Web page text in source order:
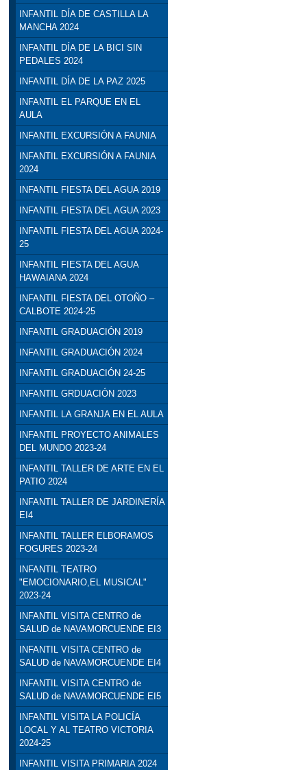
INFANTIL DÍA DE CASTILLA LA
MANCHA 2024
INFANTIL DÍA DE LA BICI SIN
PEDALES 2024
INFANTIL DÍA DE LA PAZ 2025
INFANTIL EL PARQUE EN EL
AULA
INFANTIL EXCURSIÓN A FAUNIA
INFANTIL EXCURSIÓN A FAUNIA
2024
INFANTIL FIESTA DEL AGUA 2019
INFANTIL FIESTA DEL AGUA 2023
INFANTIL FIESTA DEL AGUA 2024-
25
INFANTIL FIESTA DEL AGUA
HAWAIANA 2024
INFANTIL FIESTA DEL OTOÑO –
CALBOTE 2024-25
INFANTIL GRADUACIÓN 2019
INFANTIL GRADUACIÓN 2024
INFANTIL GRADUACIÓN 24-25
INFANTIL GRDUACIÓN 2023
INFANTIL LA GRANJA EN EL AULA
INFANTIL PROYECTO ANIMALES
DEL MUNDO 2023-24
INFANTIL TALLER DE ARTE EN EL
PATIO 2024
INFANTIL TALLER DE JARDINERÍA
EI4
INFANTIL TALLER ELBORAMOS
FOGURES 2023-24
INFANTIL TEATRO
"EMOCIONARIO,EL MUSICAL"
2023-24
INFANTIL VISITA CENTRO de
SALUD de NAVAMORCUENDE EI3
INFANTIL VISITA CENTRO de
SALUD de NAVAMORCUENDE EI4
INFANTIL VISITA CENTRO de
SALUD de NAVAMORCUENDE EI5
INFANTIL VISITA LA POLICÍA
LOCAL Y AL TEATRO VICTORIA
2024-25
INFANTIL VISITA PRIMARIA 2024